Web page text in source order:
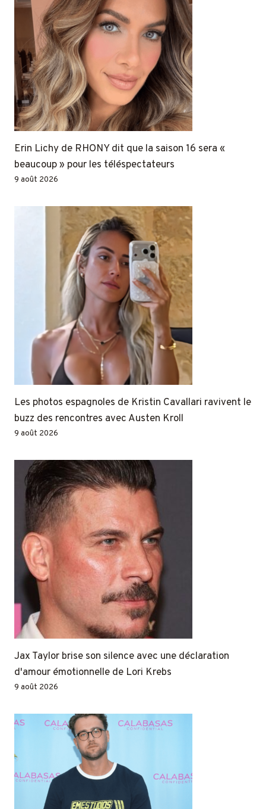
Erin Lichy de RHONY dit que la saison 16 sera «
beaucoup » pour les téléspectateurs
9 août 2026
Les photos espagnoles de Kristin Cavallari ravivent le
buzz des rencontres avec Austen Kroll
9 août 2026
Jax Taylor brise son silence avec une déclaration
d'amour émotionnelle de Lori Krebs
9 août 2026